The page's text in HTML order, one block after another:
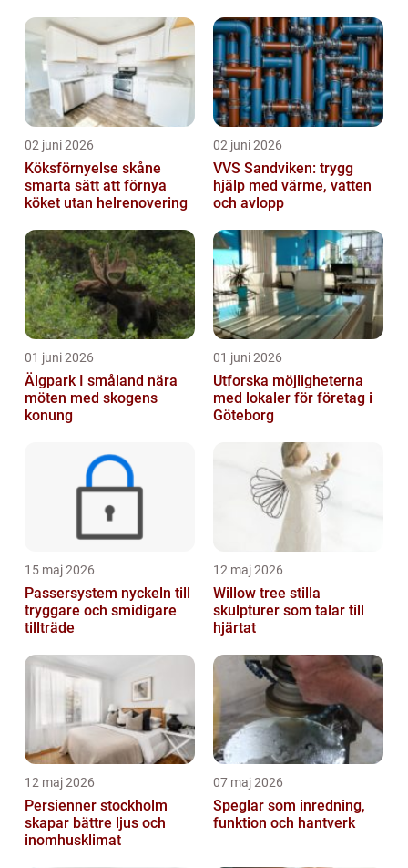
02 juni 2026
Köksförnyelse skåne
smarta sätt att förnya
köket utan helrenovering
02 juni 2026
VVS Sandviken: trygg
hjälp med värme, vatten
och avlopp
01 juni 2026
Älgpark I småland nära
möten med skogens
konung
01 juni 2026
Utforska möjligheterna
med lokaler för företag i
Göteborg
15 maj 2026
Passersystem nyckeln till
tryggare och smidigare
tillträde
12 maj 2026
Willow tree stilla
skulpturer som talar till
hjärtat
12 maj 2026
Persienner stockholm
skapar bättre ljus och
inomhusklimat
07 maj 2026
Speglar som inredning,
funktion och hantverk